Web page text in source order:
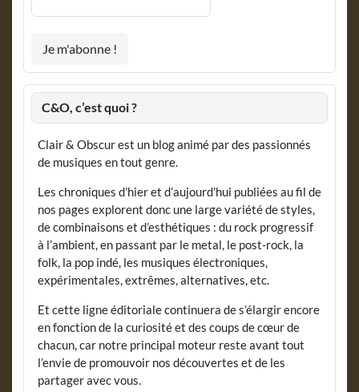
C&O, c’est quoi ?
Clair & Obscur est un blog animé par des passionnés
de musiques en tout genre.
Les chroniques d’hier et d’aujourd’hui publiées au fil de
nos pages explorent donc une large variété de styles,
de combinaisons et d’esthétiques : du rock progressif
à l’ambient, en passant par le metal, le post-rock, la
folk, la pop indé, les musiques électroniques,
expérimentales, extrêmes, alternatives, etc.
Et cette ligne éditoriale continuera de s’élargir encore
en fonction de la curiosité et des coups de cœur de
chacun, car notre principal moteur reste avant tout
l’envie de promouvoir nos découvertes et de les
partager avec vous.